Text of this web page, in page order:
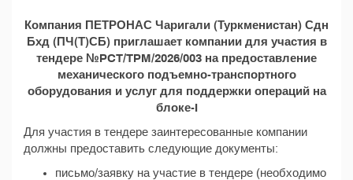
Компания ПЕТРОНАС Чаригали (Туркменистан) Сдн
Бхд (ПЧ(Т)СБ) приглашает компании для участия в
тендере №PCT/TPM/2026/003 на предоставление
механического подъемно-транспортного
оборудования и услуг для поддержки операций на
блоке-I
Для участия в тендере заинтересованные компании
должны предоставить следующие документы:
письмо/заявку на участие в тендере (необходимо